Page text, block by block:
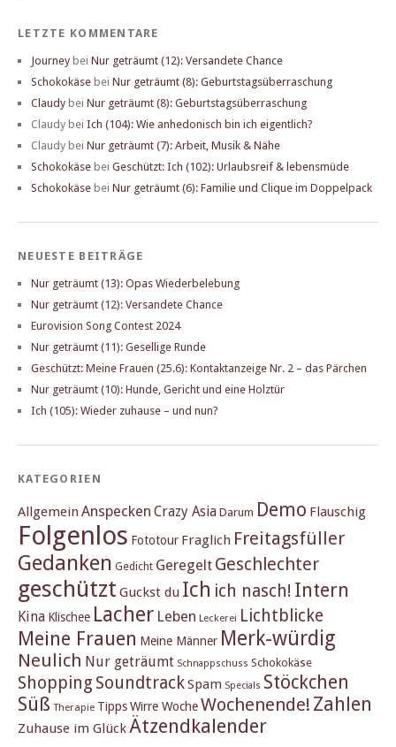
LETZTE KOMMENTARE
Journey bei Nur geträumt (12): Versandete Chance
Schokokäse bei Nur geträumt (8): Geburtstagsüberraschung
Claudy bei Nur geträumt (8): Geburtstagsüberraschung
Claudy bei Ich (104): Wie anhedonisch bin ich eigentlich?
Claudy bei Nur geträumt (7): Arbeit, Musik & Nähe
Schokokäse bei Geschützt: Ich (102): Urlaubsreif & lebensmüde
Schokokäse bei Nur geträumt (6): Familie und Clique im Doppelpack
NEUESTE BEITRÄGE
Nur geträumt (13): Opas Wiederbelebung
Nur geträumt (12): Versandete Chance
Eurovision Song Contest 2024
Nur geträumt (11): Gesellige Runde
Geschützt: Meine Frauen (25.6): Kontaktanzeige Nr. 2 – das Pärchen
Nur geträumt (10): Hunde, Gericht und eine Holztür
Ich (105): Wieder zuhause – und nun?
KATEGORIEN
Allgemein Anspecken Crazy Asia Darum Demo Flauschig
Folgenlos Fototour Fraglich Freitagsfüller
Gedanken Gedicht Geregelt Geschlechter
geschützt Guckst du Ich ich nasch! Intern
Kina Klischee Lacher Leben Leckerei Lichtblicke
Meine Frauen Meine Männer Merk-würdig
Neulich Nur geträumt Schnappschuss Schokokäse
Shopping SoundtrackSpam Specials Stöckchen
Süß Therapie TippsWirre WocheWochenende! Zahlen
Zuhause im Glück Ätzendkalender